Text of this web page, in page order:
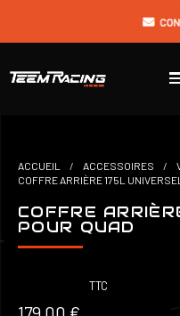
ACCUEIL ACCESSOIRES
COFFRE ARRIÈRE 175L
COFFRE
POUR QUAD
TTC